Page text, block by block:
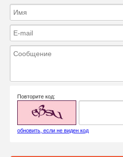
Повторите код:
обновить, если не виден код